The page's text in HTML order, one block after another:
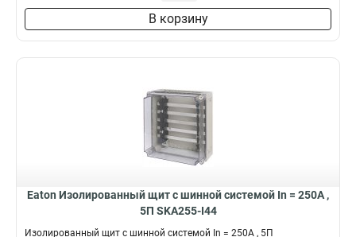
В корзину
Eaton Изолированный щит с шинной системой In = 250A ,
5П SKA255-I44
Изолированный щит с шинной системой In = 250A , 5П